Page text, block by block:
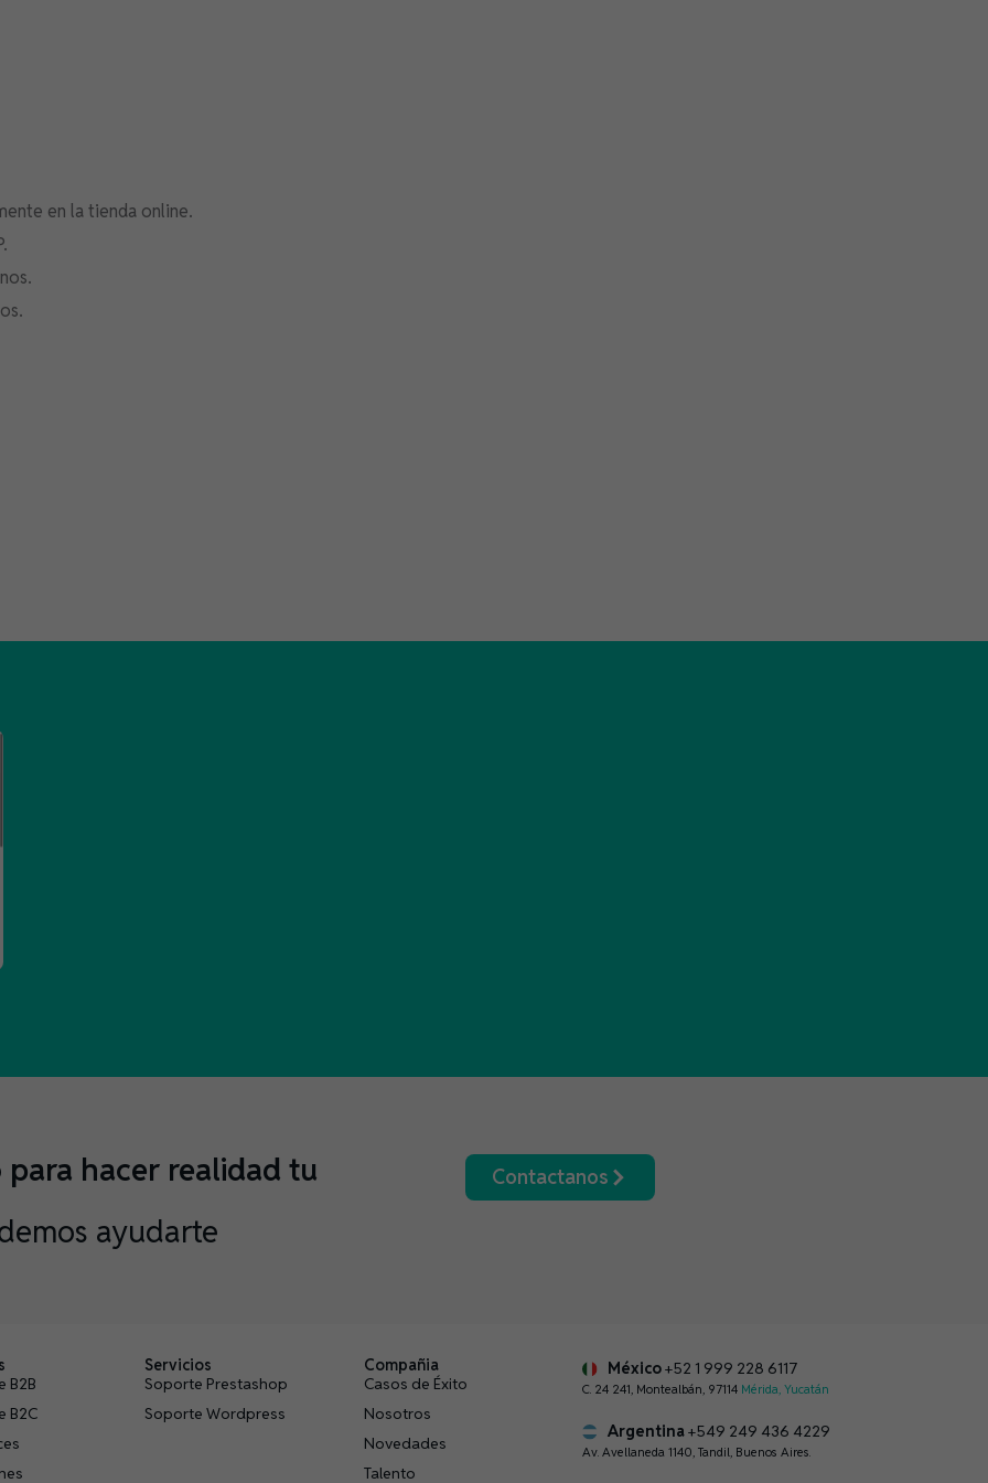
en la tienda online.
hacer realidad tu
ayudarte
Contactanos
B2B
B2C
Servicios
Soporte Prestashop
Soporte Wordpress
Compañia
Casos de Éxito
Nosotros
Novedades
Talento
México+52 1 999 228 6117
C. 24 241, Montealbán, 97114 Mérida, Yucatán
Argentina+549 249 436 4229
Av. Avellaneda 1140, Tandil, Buenos Aires.